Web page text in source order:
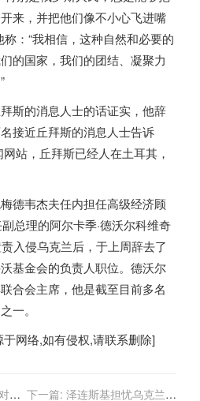
来，并把他们像不小心飞进嘴
：“我相信，这种自然和必要的
的国家，我们的团结、凝聚力
斯的消息人士的话证实，他辞
接近丘拜斯的消息人士告诉
站，丘拜斯已经人在土耳其，
德韦杰夫任内担任高级经济顾
总理的阿尔卡季·德沃尔科维奇
入侵乌克兰后，于上周辞去了
基金会的负责人职位。德沃尔
合会主席，他是截至目前多名
一。
于网络,如有侵权,请联系删除]
西 下一篇: 泽连斯基担忧乌克兰城